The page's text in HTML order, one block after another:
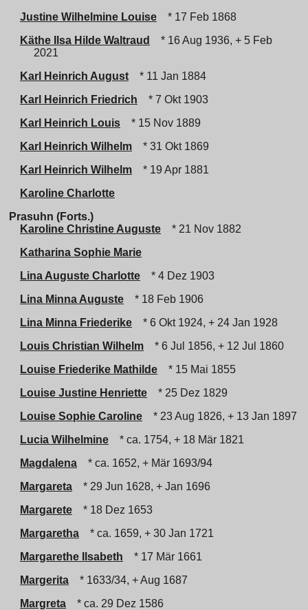
Justine Wilhelmine Louise
* 17 Feb 1868
Käthe Ilsa Hilde Waltraud
* 16 Aug 1936, + 5 Feb
2021
Karl Heinrich August
* 11 Jan 1884
Karl Heinrich Friedrich
* 7 Okt 1903
Karl Heinrich Louis
* 15 Nov 1889
Karl Heinrich Wilhelm
* 31 Okt 1869
Karl Heinrich Wilhelm
* 19 Apr 1881
Karoline Charlotte
Prasuhn (Forts.)
Karoline Christine Auguste
* 21 Nov 1882
Katharina Sophie Marie
Lina Auguste Charlotte
* 4 Dez 1903
Lina Minna Auguste
* 18 Feb 1906
Lina Minna Friederike
* 6 Okt 1924, + 24 Jan 1928
Louis Christian Wilhelm
* 6 Jul 1856, + 12 Jul 1860
Louise Friederike Mathilde
* 15 Mai 1855
Louise Justine Henriette
* 25 Dez 1829
Louise Sophie Caroline
* 23 Aug 1826, + 13 Jan 1897
Lucia Wilhelmine
* ca. 1754, + 18 Mär 1821
Magdalena
* ca. 1652, + Mär 1693/94
Margareta
* 29 Jun 1628, + Jan 1696
Margarete
* 18 Dez 1653
Margaretha
* ca. 1659, + 30 Jan 1721
Margarethe Ilsabeth
* 17 Mär 1661
Margerita
* 1633/34, + Aug 1687
Margreta
* ca. 29 Dez 1586